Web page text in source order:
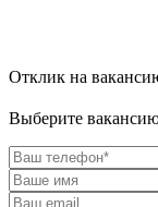
Отклик на
Выберите